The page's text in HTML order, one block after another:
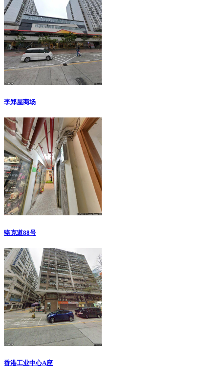
李郑屋商场
骆克道88号
香港工业中心A座